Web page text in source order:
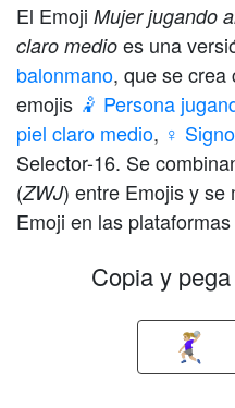
El Emoji Mujer jugando
claro medio es una
balonmano, que se crea
emojis 🤾 Persona
piel claro medio, ♀️
Selector-16. Se
(ZWJ) entre Emojis y se
Emoji en las
Copia y